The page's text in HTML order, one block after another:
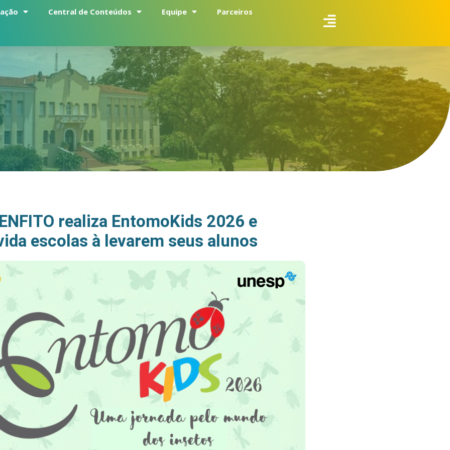
Central de Conteúdos Equipe Parceiros
realiza EntomoKids 2026 e
escolas à levarem seus alunos